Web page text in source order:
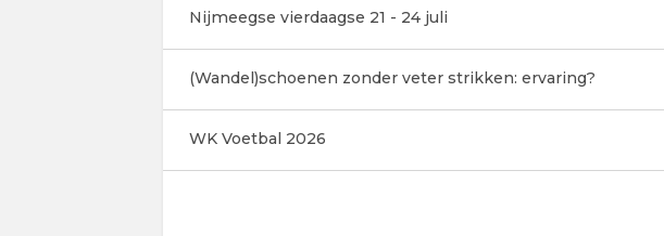
Nijmeegse vierdaagse 21 - 24 juli
(Wandel)schoenen zonder veter strikken: ervaring?
WK Voetbal 2026